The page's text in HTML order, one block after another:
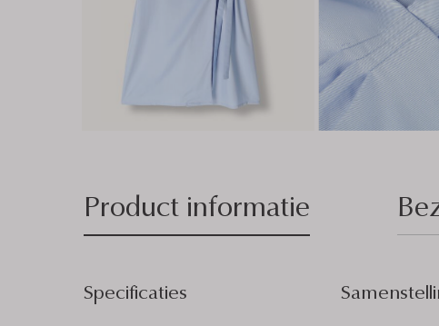
Product informatie
Specificaties